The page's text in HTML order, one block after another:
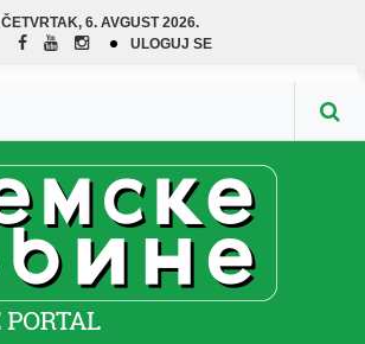
ČETVRTAK, 6. AVGUST 2026.
ULOGUJ SE